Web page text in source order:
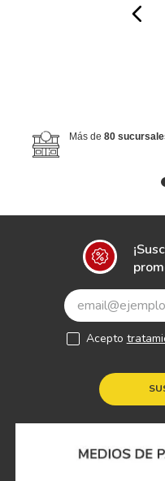
Más de 80
Acepto